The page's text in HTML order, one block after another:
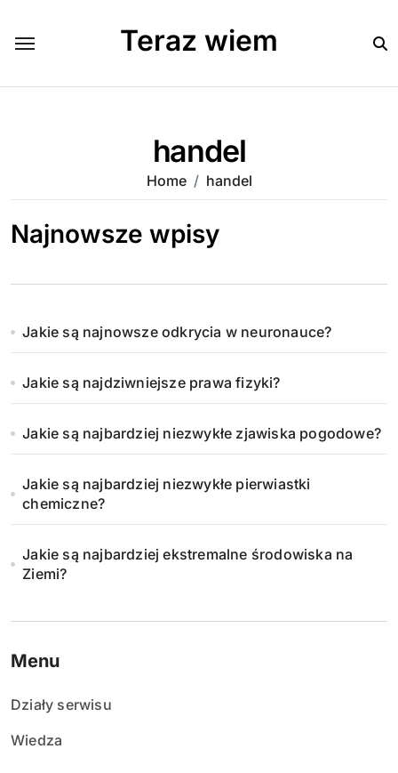
content
Teraz wiem
handel
Home handel
Najnowsze wpisy
Jakie są najnowsze odkrycia w neuronauce?
Jakie są najdziwniejsze prawa fizyki?
Jakie są najbardziej niezwykłe zjawiska pogodowe?
Jakie są najbardziej niezwykłe pierwiastki
chemiczne?
Jakie są najbardziej ekstremalne środowiska na
Ziemi?
Menu
Działy serwisu
Wiedza